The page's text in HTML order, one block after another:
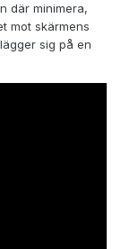
där minimera,
mot skärmens
sig på en